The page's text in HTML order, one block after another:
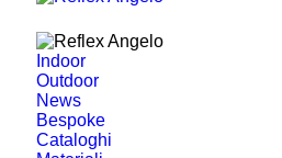
Indoor
Outdoor
News
Bespoke
Cataloghi